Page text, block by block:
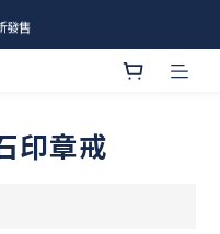
發售
發售
印章戒